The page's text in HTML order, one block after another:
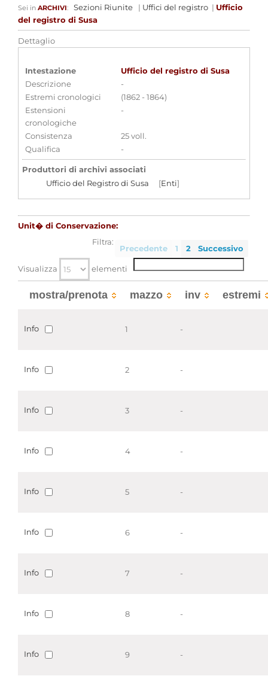
Sei in ARCHIVI: Sezioni Riunite | Uffici del registro | Ufficio
del registro di Susa
Dettaglio
Intestazione
Ufficio del registro di Susa
Descrizione
-
Estremi cronologici
(1862 - 1864)
Estensioni
cronologiche
-
Consistenza
25 voll.
Qualifica
-
Produttori di archivi associati
Ufficio del Registro di Susa [Enti]
Ufficio di insinuazione di Susa
Aggregazioni associate al record corrente
Parole chiave
Notai
Uffici di insinuazione e del
registro
Unit� di Conservazione:
Precedente 1 2 Successivo
Visualizza elementi
Filtra:
mostra/prenota mazzo inv estremi
Info 1 -
Info 2 -
Info 3 -
Info 4 -
Info 5 -
Info 6 -
Info 7 -
Info 8 -
Info 9 -